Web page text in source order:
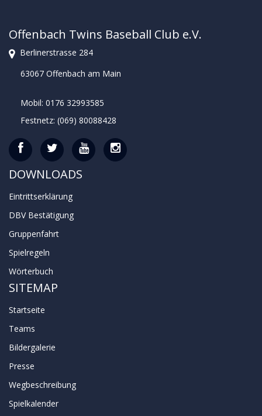
Offenbach Twins Baseball Club e.V.
Berlinerstrasse 284
63067 Offenbach am Main
Mobil: 0176 32993585
Festnetz: (069) 80088428
DOWNLOADS
Eintrittserklärung
DBV Bestätigung
Gruppenfahrt
Spielregeln
Wörterbuch
SITEMAP
Startseite
Teams
Bildergalerie
Presse
Wegbeschreibung
Spielkalender